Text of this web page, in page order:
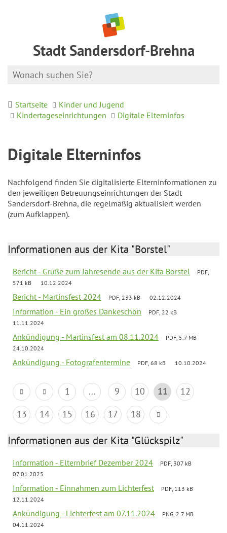
Stadt Sandersdorf-Brehna
Startseite
Kinder und Jugend
Kindertageseinrichtungen
Digitale Elterninfos
Digitale Elterninfos
Nachfolgend finden Sie digitalisierte Elterninformationen zu
den jeweiligen Betreuungseinrichtungen der Stadt
Sandersdorf-Brehna, die regelmäßig aktualisiert werden
(zum Aufklappen).
Informationen aus der Kita "Borstel"
Bericht - Grüße zum Jahresende aus der Kita Borstel
PDF,
571 kB
10.12.2024
Bericht - Martinsfest 2024 PDF, 233 kB 02.12.2024
Information - Ein großes Dankeschön
PDF, 22 kB
11.11.2024
Ankündigung - Martinsfest am 08.11.2024
PDF, 5.7 MB
24.10.2024
Ankündigung - Fotografentermine PDF, 68 kB 10.10.2024
1 ... 9 10 11
12
13
14 15 16 17 18
Informationen aus der Kita "Glückspilz"
Information - Elternbrief Dezember 2024
PDF, 307 kB
07.01.2025
Information - Einnahmen zum Lichterfest
PDF, 113 kB
12.11.2024
Ankündigung - Lichterfest am 07.11.2024
PNG, 2.7 MB
04.11.2024